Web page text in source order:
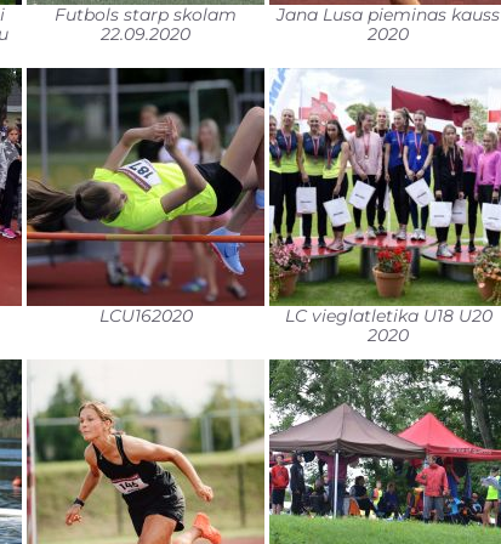
Futbols starp skolam
22.09.2020
Jana Lusa pieminas kauss
2020
LCU162020
LC vieglatletika U18 U20
2020